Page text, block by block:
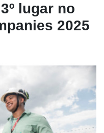
lugar no
2025